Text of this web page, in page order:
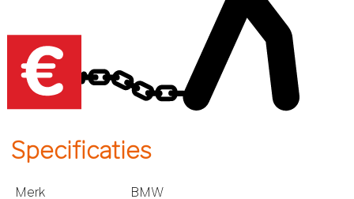
Specificaties
Merk
BMW